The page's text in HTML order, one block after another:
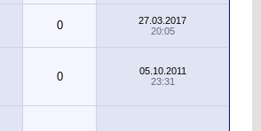
0
27.03.2017
20:05
0
05.10.2011
23:31